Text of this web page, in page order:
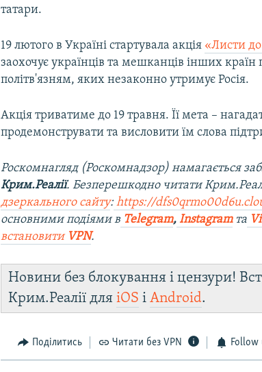
татари.
19 лютого в Україні стартувала акція «Листи
заохочує українців та мешканців інших
політв'язням, яких незаконно утримує Росія.
Акція триватиме до 19 травня. Її мета –
продемонструвати та висловити їм слова
Роскомнагляд (Роскомнадзор) намагається
Крим.Реалії. Безперешкодно читати
дзеркального сайту: https://
основними подіями в Telegram, Instagramта
встановити VPN.
Новини без блокування і цензури!
Крим.Реалії дляiOS іAndroid.
Поділитись Читати без VPN Follow